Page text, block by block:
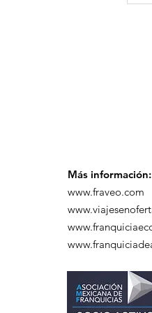
Más información:
www.fraveo.com